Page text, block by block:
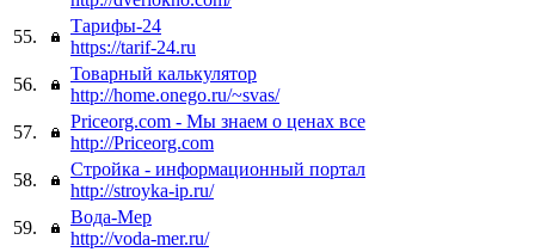
55.
Тарифы-24
https://tarif-24.ru
56.
Товарный калькулятор
http://home.onego.ru/~svas/
57.
Priceorg.com - Мы знаем о ценах все
http://Priceorg.com
58.
Стройка - информационный портал
http://stroyka-ip.ru/
59.
Вода-Мер
http://voda-mer.ru/